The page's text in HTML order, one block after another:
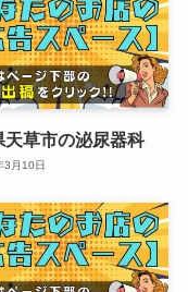
天草市の泌尿器科
3月10日